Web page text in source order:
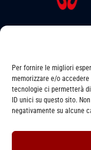
Per fornire le migliori
memorizzare e/o
tecnologie ci permetterà
ID unici su questo sito.
negativamente su alcune
Via